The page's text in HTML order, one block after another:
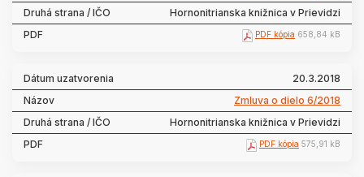
Hornonitrianska knižnica v Prievidzi
PDF kópia 658,84 kB
20.3.2018
Zmluva o dielo 6/2018
Hornonitrianska knižnica v Prievidzi
PDF kópia 575,91 kB